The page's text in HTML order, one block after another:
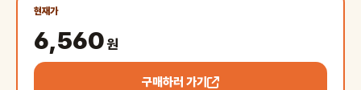
현재가
6,560원
구매하러 가기